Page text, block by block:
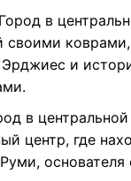
Город в
своими
и
в
центр, где
основателя